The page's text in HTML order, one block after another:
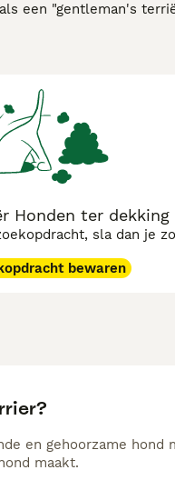
een "gentleman's
Honden ter
sla dan je
bewaren
en gehoorzame hond
maakt.